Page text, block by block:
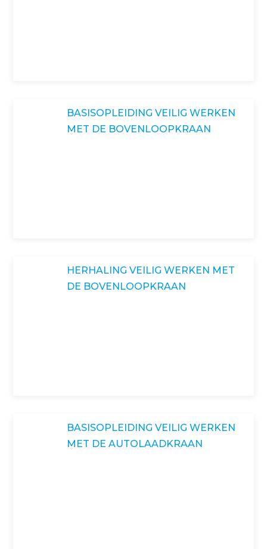
BASISOPLEIDING VEILIG WERKEN
MET DE BOVENLOOPKRAAN
HERHALING VEILIG WERKEN MET
DE BOVENLOOPKRAAN
BASISOPLEIDING VEILIG WERKEN
MET DE AUTOLAADKRAAN